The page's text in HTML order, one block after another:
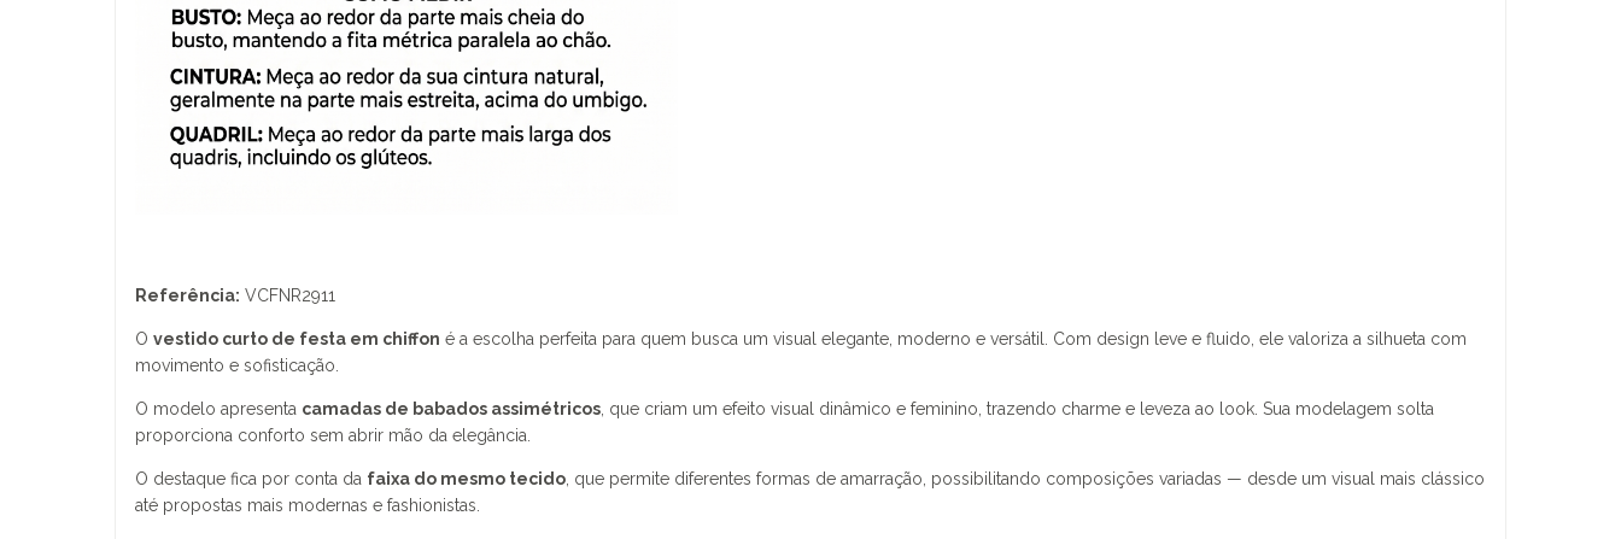
Referência: VCFNR2911
O vestido curto de festa em chiffon é a escolha perfeita para quem busca um visual elegante, moderno e versátil. Com design leve e fluido, ele valoriza a silhueta com
movimento e sofisticação.
O modelo apresenta camadas de babados assimétricos, que criam um efeito visual dinâmico e feminino, trazendo charme e leveza ao look. Sua modelagem solta
proporciona conforto sem abrir mão da elegância.
O destaque fica por conta da faixa do mesmo tecido, que permite diferentes formas de amarração, possibilitando composições variadas — desde um visual mais clássico
até propostas mais modernas e fashionistas.